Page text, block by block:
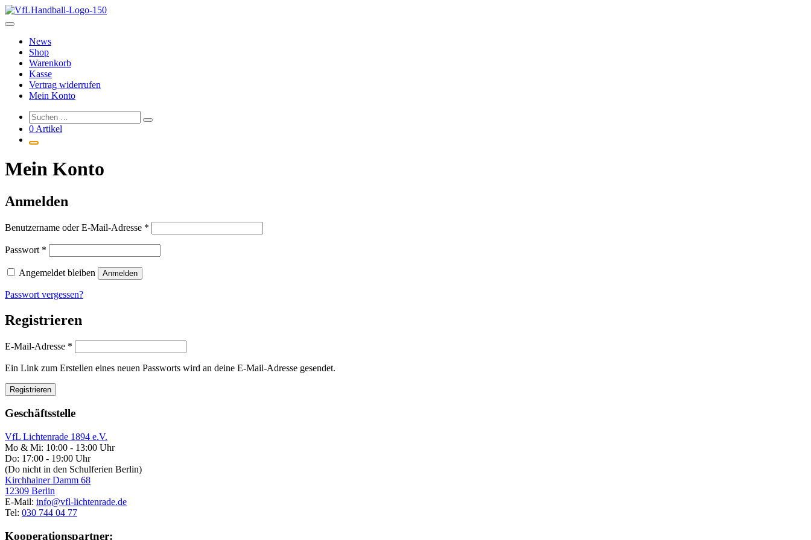
Zum
Inhalt
News
Shop
Warenkorb
Kasse
Vertrag widerrufen
Mein Konto
0 Artikel
Mein Konto
Anmelden
Benutzername oder E-Mail-Adresse *
Passwort *
Angemeldet bleiben Anmelden
Passwort vergessen?
Registrieren
E-Mail-Adresse *
Ein Link zum Erstellen eines neuen Passworts wird an deine E-Mail-Adresse gesendet.
Registrieren
Geschäftsstelle
VfL Lichtenrade 1894 e.V.
Mo & Mi: 10:00 - 13:00 Uhr
Do: 17:00 - 19:00 Uhr
(Do nicht in den Schulferien Berlin)
Kirchhainer Damm 68
12309 Berlin
E-Mail: info@vfl-lichtenrade.de
Tel: 030 744 04 77
Kooperationspartner: